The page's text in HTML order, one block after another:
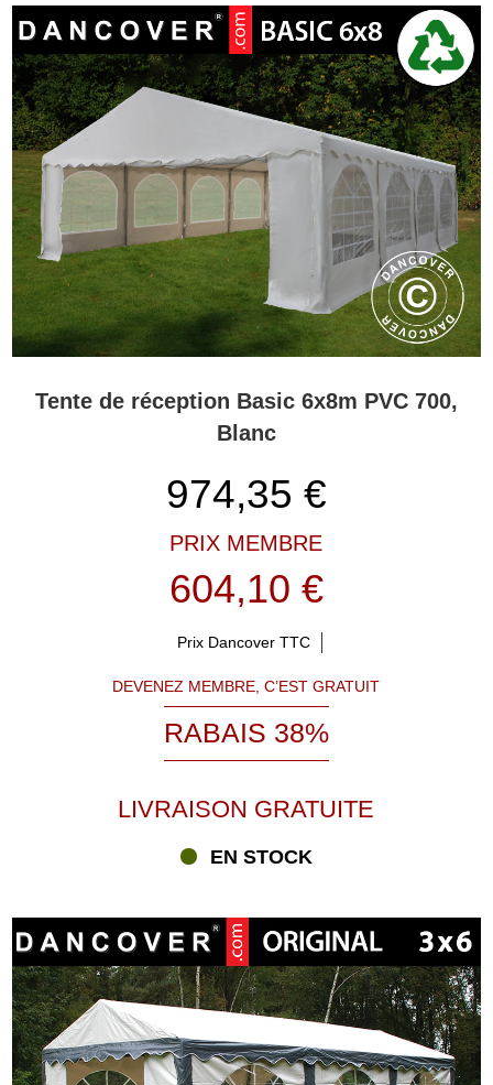
Tente de réception Basic 6x8m PVC 700,
Blanc
974,35 €
PRIX MEMBRE
604,10 €
Prix Dancover TTC
DEVENEZ MEMBRE, C’EST GRATUIT
RABAIS 38%
LIVRAISON GRATUITE
EN STOCK